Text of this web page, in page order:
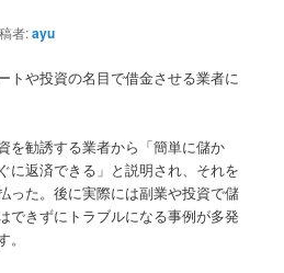
者:ayu
トや投資の名目で借金させる業者に
を勧誘する業者から「簡単に儲か
に返済できる」と説明され、それを
った。後に実際には副業や投資で儲
できずにトラブルになる事例が多発